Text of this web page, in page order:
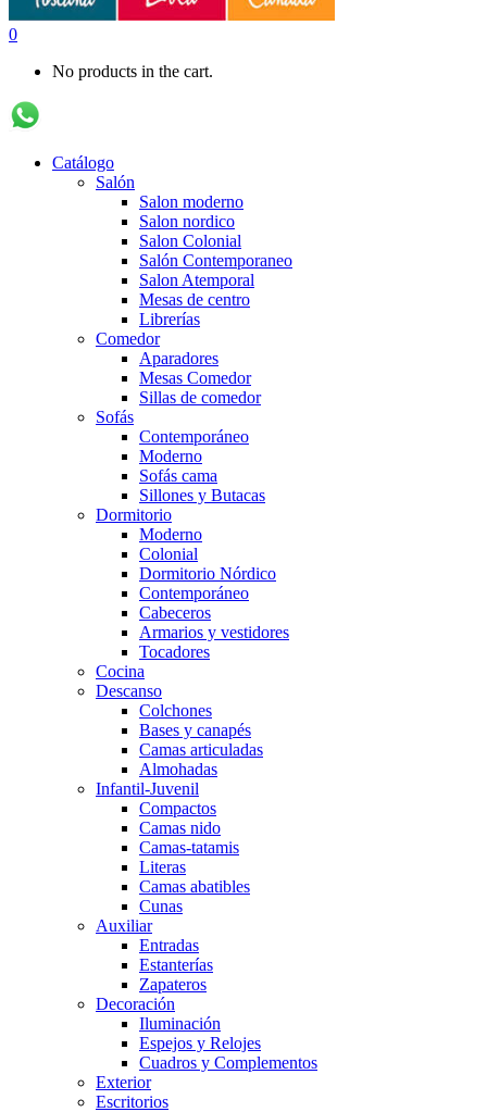
0
No products in the cart.
Catálogo
Salón
Salon moderno
Salon nordico
Salon Colonial
Salón Contemporaneo
Salon Atemporal
Mesas de centro
Librerías
Comedor
Aparadores
Mesas Comedor
Sillas de comedor
Sofás
Contemporáneo
Moderno
Sofás cama
Sillones y Butacas
Dormitorio
Moderno
Colonial
Dormitorio Nórdico
Contemporáneo
Cabeceros
Armarios y vestidores
Tocadores
Cocina
Descanso
Colchones
Bases y canapés
Camas articuladas
Almohadas
Infantil-Juvenil
Compactos
Camas nido
Camas-tatamis
Literas
Camas abatibles
Cunas
Auxiliar
Entradas
Estanterías
Zapateros
Decoración
Iluminación
Espejos y Relojes
Cuadros y Complementos
Exterior
Escritorios